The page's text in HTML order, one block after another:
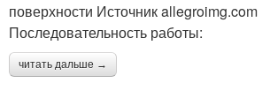
поверхности Источник allegroimg.com
Последовательность работы:
читать дальше →